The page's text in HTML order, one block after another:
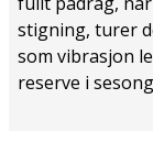
stigning, turer
som vibrasjon
reserve i